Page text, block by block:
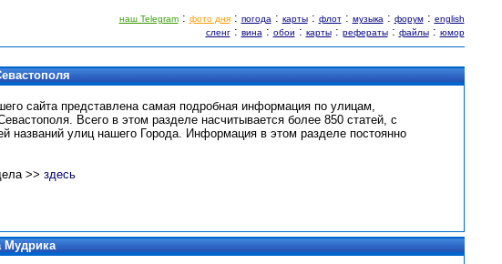
наш Telegram: фото дня: погода: карты: флот: музыка: форум: english
сленг: вина: обои : карты: рефераты: файлы: юмор
сайта представлена самая подробная информация по улицам,
Всего в этом разделе насчитывается более 850 статей, с
названий улиц нашего Города. Информация в этом разделе постоянно
>> здесь
Мудрика